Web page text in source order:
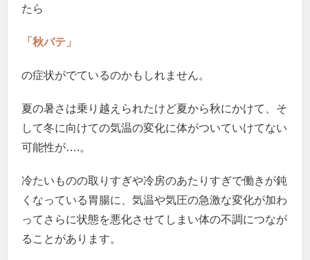
たら
「秋バテ」
の症状がでているのかもしれません。
夏の暑さは乗り越えられたけど夏から秋にかけて、そ
して冬に向けての気温の変化に体がついていけてない
可能性が….。
冷たいものの取りすぎや冷房のあたりすぎで働きが鈍
くなっている胃腸に、気温や気圧の急激な変化が加わ
ってさらに状態を悪化させてしまい体の不調につなが
ることがあります。